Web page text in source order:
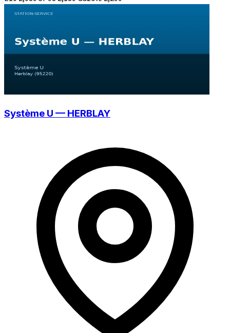
Système U — HERBLAY